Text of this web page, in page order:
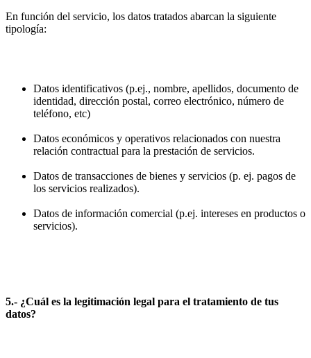
En función del servicio, los datos tratados abarcan la siguiente
tipología:
Datos identificativos (p.ej., nombre, apellidos, documento de
identidad, dirección postal, correo electrónico, número de
teléfono, etc)
Datos económicos y operativos relacionados con nuestra
relación contractual para la prestación de servicios.
Datos de transacciones de bienes y servicios (p. ej. pagos de
los servicios realizados).
Datos de información comercial (p.ej. intereses en productos o
servicios).
5.- ¿Cuál es la legitimación legal para el tratamiento de tus
datos?